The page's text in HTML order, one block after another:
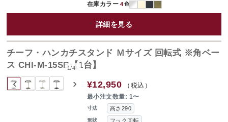
在庫カラー 4色
詳細を見る
‹ ›
1/4
チーフ・ハンカチスタンド Ｍサイズ 回転式 ※角ベー
ス CHI-M-15SB【1台】
寸法 高さ290
形状 フック回転
¥12,950 （税込）
最小注文数量: 1〜